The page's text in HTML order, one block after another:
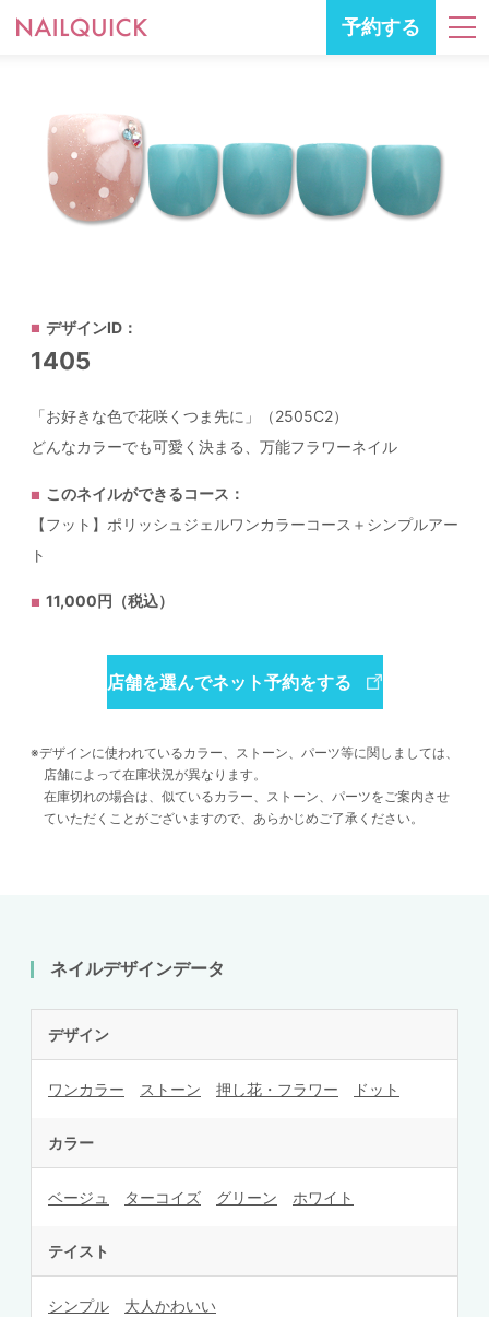
予約する
デザインID：
1405
「お好きな色で花咲くつま先に」（2505C2）
どんなカラーでも可愛く決まる、万能フラワーネイル
このネイルができるコース：
【フット】ポリッシュジェルワンカラーコース＋シンプルアー
ト
11,000円（税込）
店舗を選んでネット予約をする
デザインに使われているカラー、ストーン、パーツ等に関しましては、
店舗によって在庫状況が異なります。
在庫切れの場合は、似ているカラー、ストーン、パーツをご案内させ
ていただくことがございますので、あらかじめご了承ください。
ネイルデザインデータ
デザイン
ワンカラー ストーン 押し花・フラワー ドット
カラー
ベージュ ターコイズ グリーン ホワイト
テイスト
シンプル 大人かわいい